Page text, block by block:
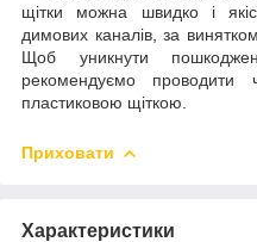
щітки можна швидко і
димових каналів, за
Щоб уникнути
рекомендуємо проводити
пластиковою щіткою.
Приховати
Характеристики